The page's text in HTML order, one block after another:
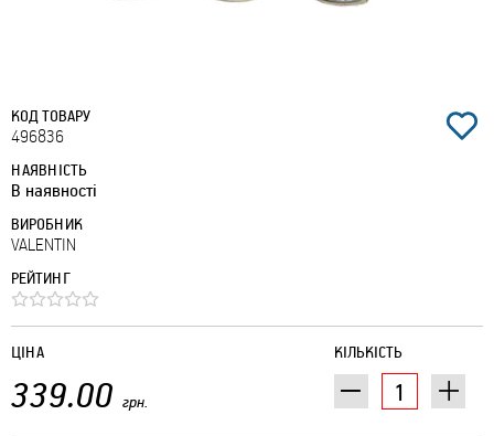
КОД ТОВАРУ
496836
НАЯВНІСТЬ
В наявності
ВИРОБНИК
VALENTIN
РЕЙТИНГ
КІЛЬКІСТЬ
ЦІНА
339.00 грн.